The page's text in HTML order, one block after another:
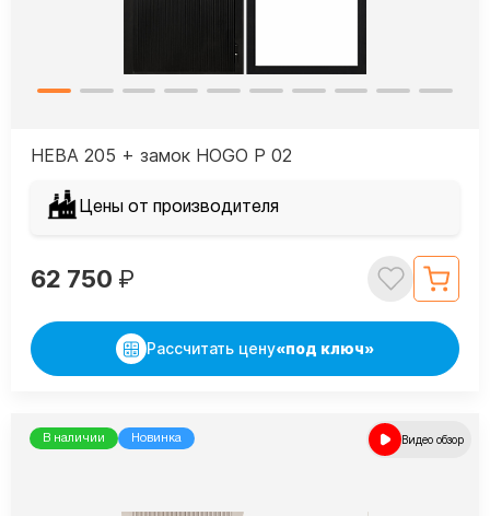
НЕВА 205 + замок HOGO P 02
Цены от производителя
62 750 ₽
Рассчитать цену«под ключ»
В наличии Новинка Видео обзор